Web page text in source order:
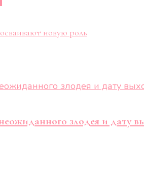
новую роль
злодея и дату